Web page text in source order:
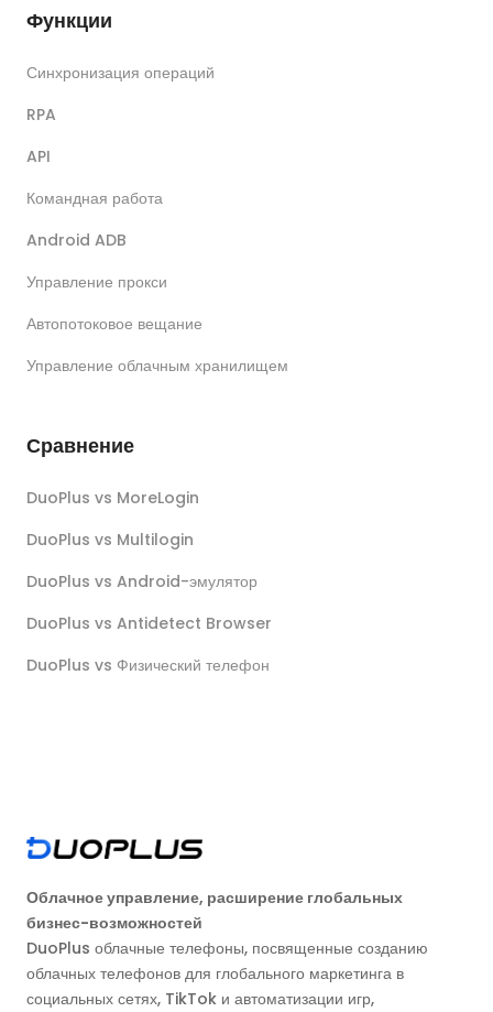
Функции
Синхронизация операций
RPA
API
Командная работа
Android ADB
Управление прокси
Автопотоковое вещание
Управление облачным хранилищем
Сравнение
DuoPlus vs MoreLogin
DuoPlus vs Multilogin
DuoPlus vs Android-эмулятор
DuoPlus vs Antidetect Browser
DuoPlus vs Физический телефон
Облачное управление, расширение глобальных
бизнес-возможностей
DuoPlus облачные телефоны, посвященные созданию
облачных телефонов для глобального маркетинга в
социальных сетях, TikTok и автоматизации игр,